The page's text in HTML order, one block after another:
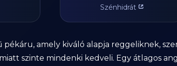
Szénhidrát
amely kiváló alapja reggeliknek,
szinte mindenki kedveli. Egy átlagos